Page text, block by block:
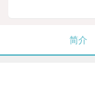
简介